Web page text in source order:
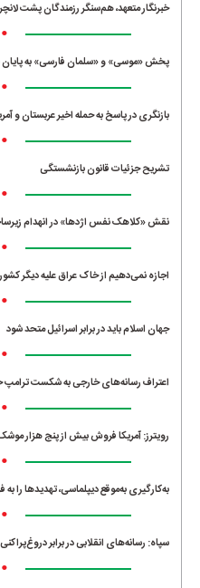
خبرنگار متعهد، هم‌سنگر رزمندگان پشت
پخش «موسی» و «سلمان فارسی» به
بازنگری در پاسخ به حمله اخیر عربستان و
تشریح جزئیات قانون بازنشستگی
نقش «کلاهک نفس اژدها» در انهدام
اجازه نمی‌دهیم از خاک عراق علیه دیگر
جهان اسلام باید در برابر اسرائیل متحد شود
اعتراف رسانه‌های خارجی به شکست
رویترز: آمریکا فروش بیش از پنج هزار
به‌کارگیری به‌موقع دیپلماسی، تهدیدها را
سپاه: رسانه‌های انقلابی در برابر